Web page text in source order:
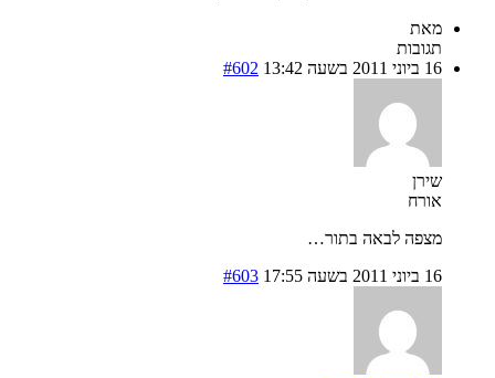
מאת
תגובות
16 ביוני 2011 בשעה 13:42
#602
שירן
אורח
מצפה לבאה בתור…
16 ביוני 2011 בשעה 17:55
#603